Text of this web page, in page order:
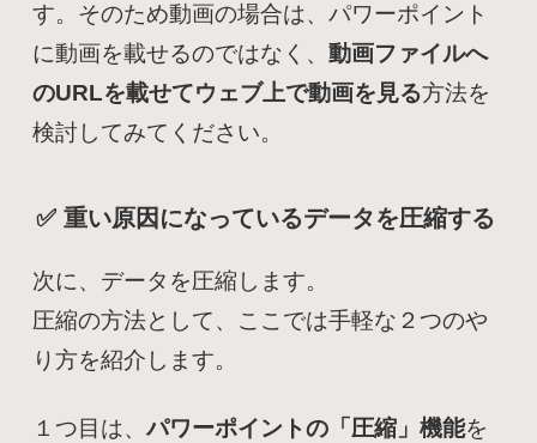
す。そのため動画の場合は、パワーポイント
に動画を載せるのではなく、動画ファイルへ
のURLを載せてウェブ上で動画を見る方法を
検討してみてください。
✅ 重い原因になっているデータを圧縮する
次に、データを圧縮します。
圧縮の方法として、ここでは手軽な２つのや
り方を紹介します。
１つ目は、パワーポイントの「圧縮」機能を